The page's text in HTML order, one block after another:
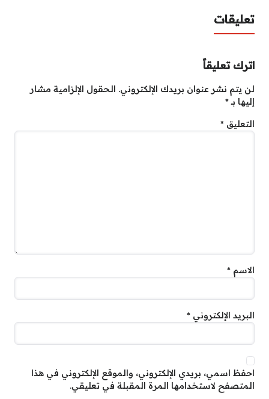
تعليقات
اترك تعليقاً
لن يتم نشر عنوان بريدك الإلكتروني. الحقول الإلزامية مشار
إليها بـ*
التعليق *
الاسم *
البريد الإلكتروني *
احفظ اسمي، بريدي الإلكتروني، والموقع الإلكتروني في هذا
المتصفح لاستخدامها المرة المقبلة في تعليقي.